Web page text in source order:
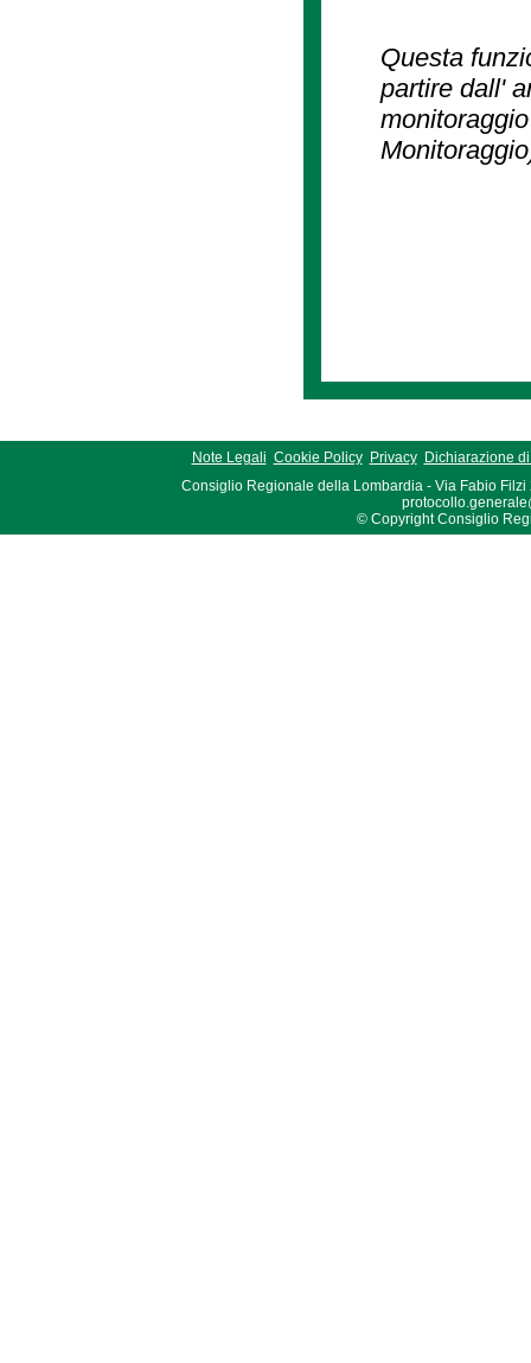
Questa
partire dall'
Note Legali Cookie Policy Privacy
Dichiarazione
Consiglio Regionale della Lombardia - Via Fabio Filzi
© Copyright Consiglio